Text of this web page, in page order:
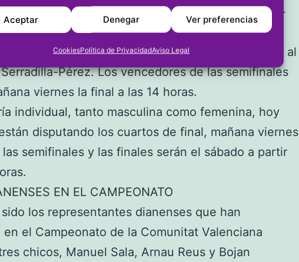
Aceptar Denegar Ver preferencias
CookiesPolítica de PrivacidadAviso Legal
Sendra, también a partir de las 14 horas. Belda-
llegado a esta ronda tras eliminar en cuartos a
por un doble 6/1, mientas que García-Sendra al
Pérez. Los vencedores de las semifinales
viernes la final a las 14 horas.
individual, tanto masculina como femenina, hoy
disputando los cuartos de final, mañana viernes
semifinales y las finales serán el sábado a partir
EN EL CAMPEONATO
los representantes dianenses que han
el Campeonato de la Comunitat Valenciana
chicos, Manuel Sala, Arnau Reus y Bojan